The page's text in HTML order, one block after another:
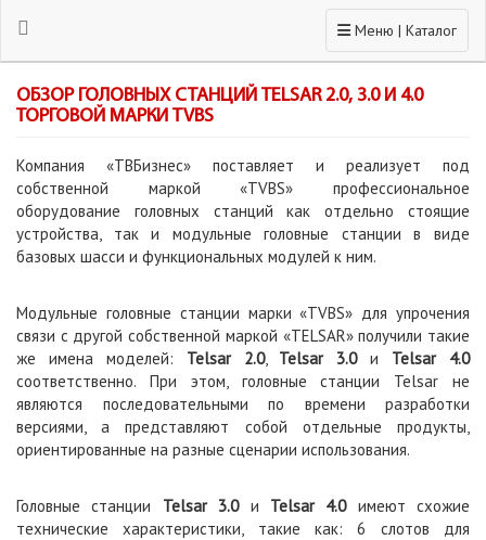
Toggle navigation
Меню | Каталог
ОБЗОР ГОЛОВНЫХ СТАНЦИЙ TELSAR 2.0, 3.0 И 4.0
ТОРГОВОЙ МАРКИ TVBS
Компания «ТВБизнес» поставляет и реализует под
собственной маркой «TVBS» профессиональное
оборудование головных станций как отдельно стоящие
устройства, так и модульные головные станции в виде
базовых шасси и функциональных модулей к ним.
Модульные головные станции марки «TVBS» для упрочения
связи с другой собственной маркой «TELSAR» получили такие
же имена моделей: Telsar 2.0, Telsar 3.0и Telsar 4.0
соответственно. При этом, головные станции Telsar не
являются последовательными по времени разработки
версиями, а представляют собой отдельные продукты,
ориентированные на разные сценарии использования.
Головные станции Telsar 3.0и Telsar 4.0имеют схожие
технические характеристики, такие как: 6 слотов для